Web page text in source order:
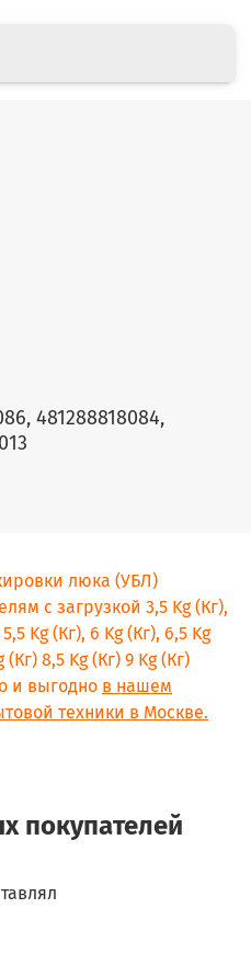
481288818084,
люка (УБЛ)
с загрузкой 3,5 Kg (Кг),
Kg (Кг), 6 Kg (Кг), 6,5 Kg
(Кг) 8,5 Kg (Кг) 9 Kg (Кг)
и выгодно в нашем
техники в Москве.
покупателей